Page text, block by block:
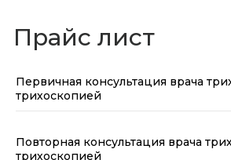
Прайс лист
Первичная консультация врача
трихоскопией
Повторная консультация врача
трихоскопией